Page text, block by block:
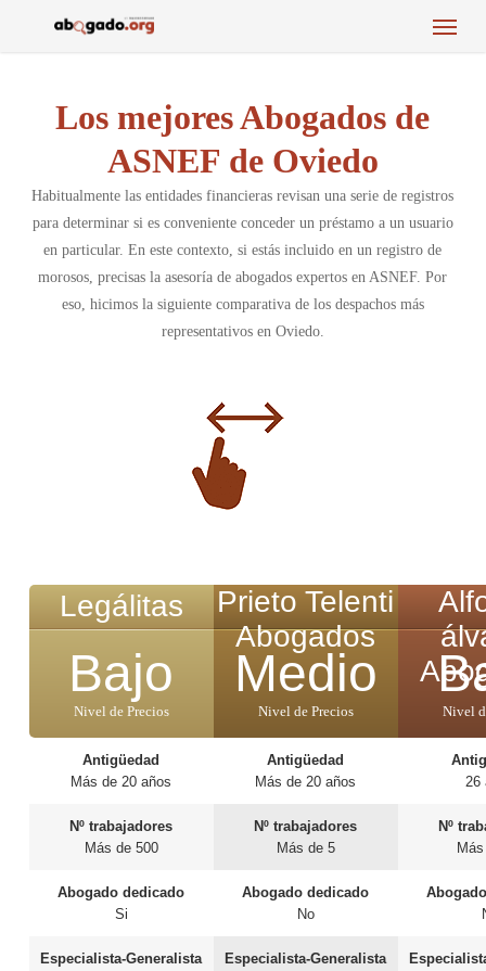
Menu
Los mejores Abogados de
ASNEF de Oviedo
Habitualmente las entidades financieras revisan una serie de registros
para determinar si es conveniente conceder un préstamo a un usuario
en particular. En este contexto, si estás incluido en un registro de
morosos, precisas la asesoría de abogados expertos en ASNEF. Por
eso, hicimos la siguiente comparativa de los despachos más
representativos en Oviedo.
Legálitas
Bajo
Nivel de Precios
Antigüedad
Más de 20 años
Nº trabajadores
Más de 500
Abogado dedicado
Si
Especialista-Generalista
Prieto Telenti
Abogados
Medio
Nivel de Precios
Antigüedad
Más de 20 años
Nº trabajadores
Más de 5
Abogado dedicado
No
Especialista-Generalista
Nivel
26
Nº